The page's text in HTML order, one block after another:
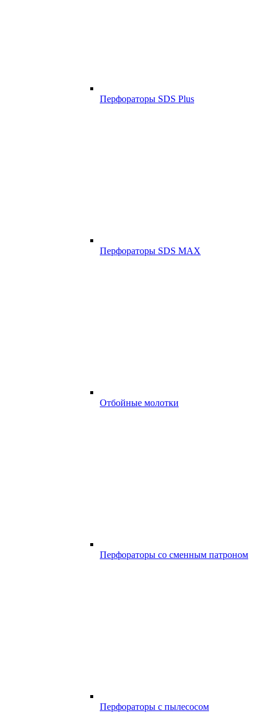
Перфораторы SDS Plus
Перфораторы SDS MAX
Отбойные молотки
Перфораторы со сменным патроном
Перфораторы с пылесосом